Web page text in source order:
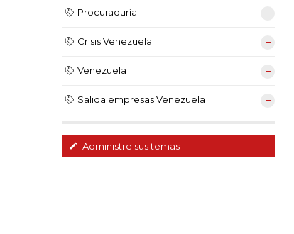
Procuraduría
Crisis Venezuela
Venezuela
Salida empresas Venezuela
Administre sus temas